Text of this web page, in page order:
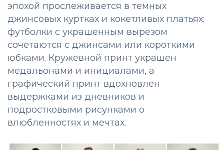
эпохой прослеживается в темных
джинсовых куртках и кокетливых платьях;
футболки с украшенным вырезом
сочетаются с джинсами или короткими
юбками. Кружевной принт украшен
медальонами и инициалами, а
графический принт вдохновлен
выдержками из дневников и
подростковыми рисунками о
влюбленностях и мечтах.